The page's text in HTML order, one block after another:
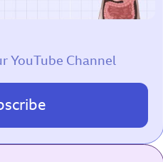
YouTube Channel